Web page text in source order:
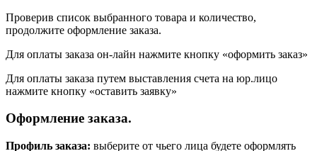
Проверив список выбранного товара и количество,
продолжите оформление заказа.
Для оплаты заказа он-лайн нажмите кнопку «оформить заказ»
Для оплаты заказа путем выставления счета на юр.лицо
нажмите кнопку «оставить заявку»
Оформление заказа.
Профиль заказа: выберите от чьего лица будете оформлять